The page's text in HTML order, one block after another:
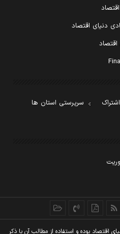
دنیای اقتصاد
اشتراک
سرپرستی استان ها
اقتصاد بوده و استفاده از مطالب آن با ذکر